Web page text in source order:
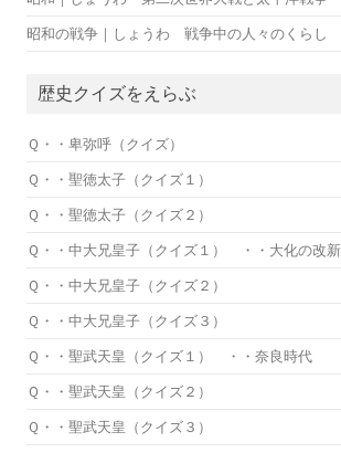
昭和の戦争｜しょうわ 戦争中の人々のくらし
歴史クイズをえらぶ
Ｑ・・卑弥呼（クイズ）
Ｑ・・聖徳太子（クイズ１）
Ｑ・・聖徳太子（クイズ２）
Ｑ・・中大兄皇子（クイズ１） ・・大化の改新
Ｑ・・中大兄皇子（クイズ２）
Ｑ・・中大兄皇子（クイズ３）
Ｑ・・聖武天皇（クイズ１） ・・奈良時代
Ｑ・・聖武天皇（クイズ２）
Ｑ・・聖武天皇（クイズ３）